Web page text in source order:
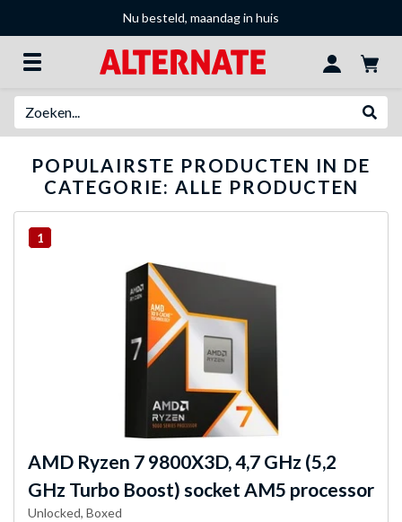
Nu besteld, maandag in huis
POPULAIRSTE PRODUCTEN IN DE
CATEGORIE: ALLE PRODUCTEN
1
AMD Ryzen 7 9800X3D, 4,7 GHz (5,2
GHz Turbo Boost) socket AM5 processor
Unlocked, Boxed